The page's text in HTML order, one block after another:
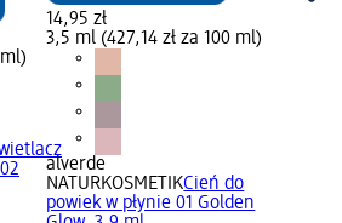
14,95 zł
3,5 ml (427,14 zł za 100 ml)
alverde
NATURKOSMETIKCień do
powiek w płynie 01 Golden